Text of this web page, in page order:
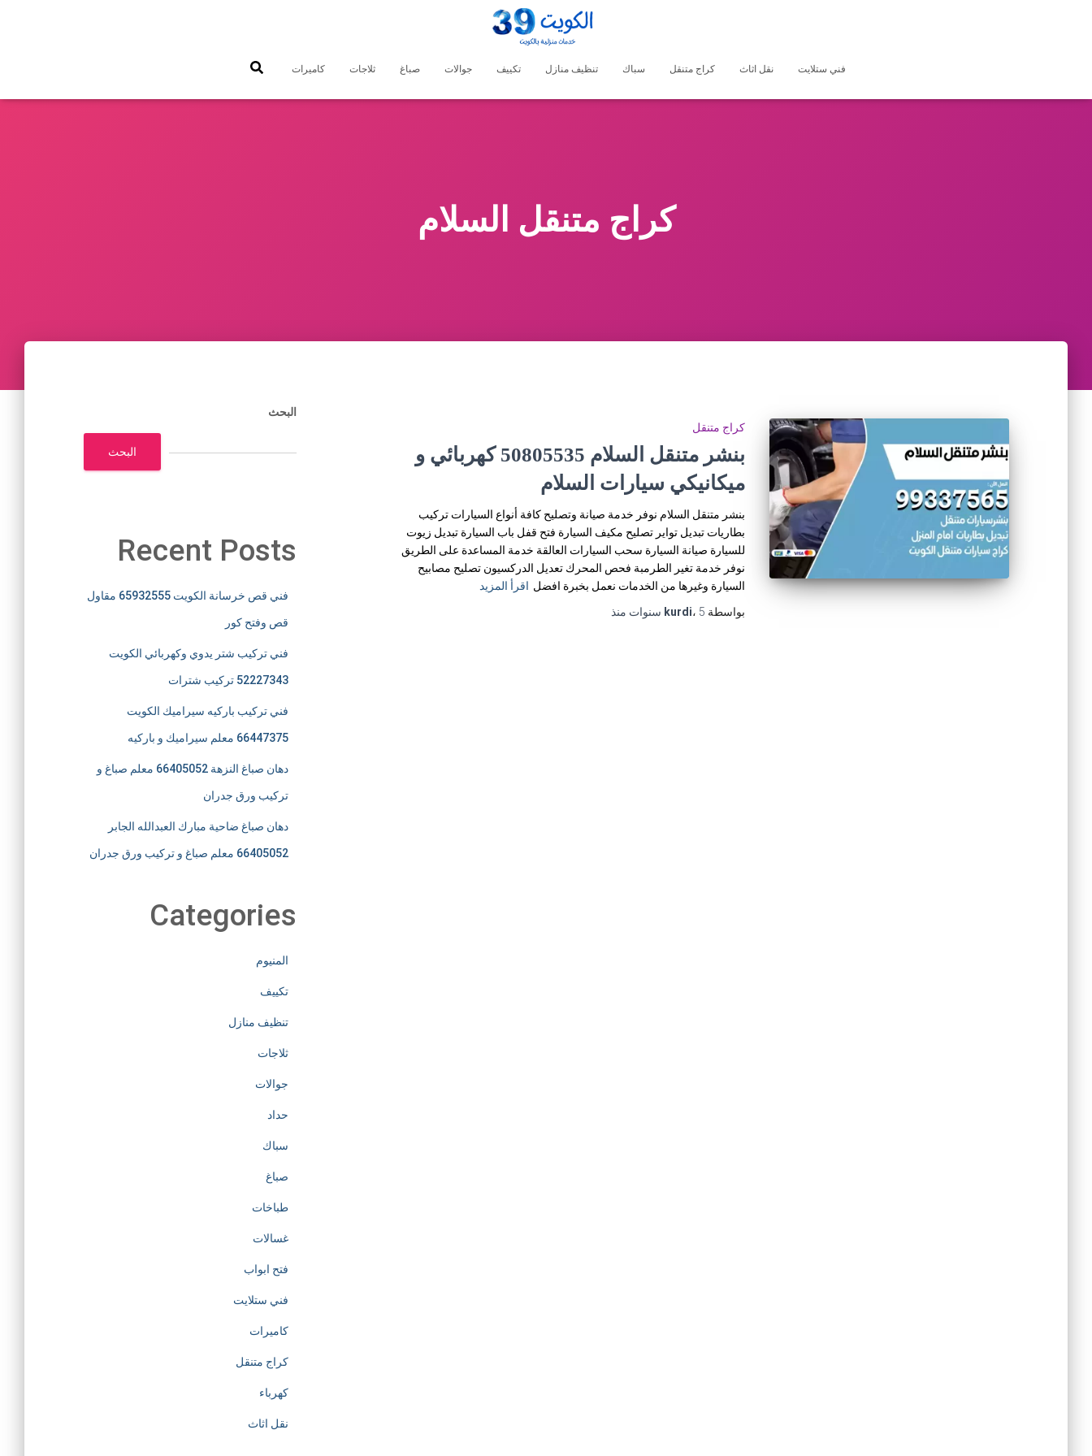
فني ستلايت نقل اثاث كراج متنقل سباك تنظيف منازل تكييف جوالات صباغ ثلاجات كاميرات
كراج متنقل السلام
كراج متنقل
بنشر متنقل السلام 50805535‬ كهربائي و
ميكانيكي سيارات السلام
بنشر متنقل السلام نوفر خدمة صيانة وتصليح كافة أنواع السيارات تركيب
بطاريات تبديل تواير تصليح مكيف السيارة فتح قفل باب السيارة تبديل زيوت
للسيارة صيانة السيارة سحب السيارات العالقة خدمة المساعدة على الطريق
نوفر خدمة تغير الطرمبة فحص المحرك تعديل الدركسيون تصليح مصابيح
السيارة وغيرها من الخدمات نعمل بخبرة افضل اقرأ المزيد
بواسطة
kurdi، 5 سنوات منذ
البحث
البحث
Recent Posts
فني قص خرسانة الكويت 65932555 مقاول
قص وفتح كور
فني تركيب شتر يدوي وكهربائي الكويت
52227343 تركيب شترات
فني تركيب باركيه سيراميك الكويت
66447375 معلم سيراميك و باركيه
دهان صباغ النزهة 66405052 معلم صباغ و
تركيب ورق جدران
دهان صباغ ضاحية مبارك العبدالله الجابر
66405052 معلم صباغ و تركيب ورق جدران
Categories
المنيوم
تكييف
تنظيف منازل
ثلاجات
جوالات
حداد
سباك
صباغ
طباخات
غسالات
فتح ابواب
فني ستلايت
كاميرات
كراج متنقل
كهرباء
نقل اثاث